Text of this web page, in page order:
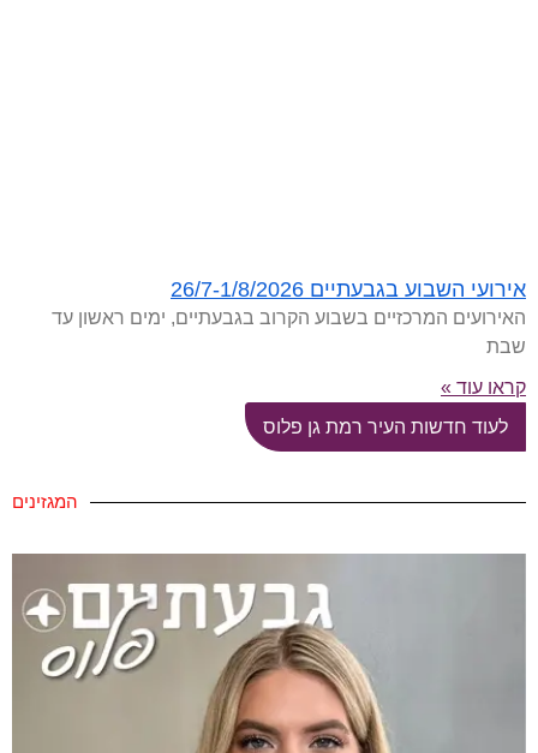
אירועי השבוע בגבעתיים 26/7-1/8/2026
האירועים המרכזיים בשבוע הקרוב בגבעתיים, ימים ראשון עד
שבת
קראו עוד »
לעוד חדשות העיר רמת גן פלוס
המגזינים